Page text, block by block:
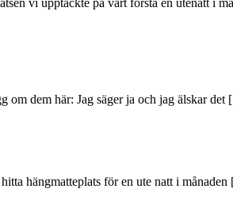
om dem här: Jag säger ja och jag älskar
hängmatteplats för en ute natt i